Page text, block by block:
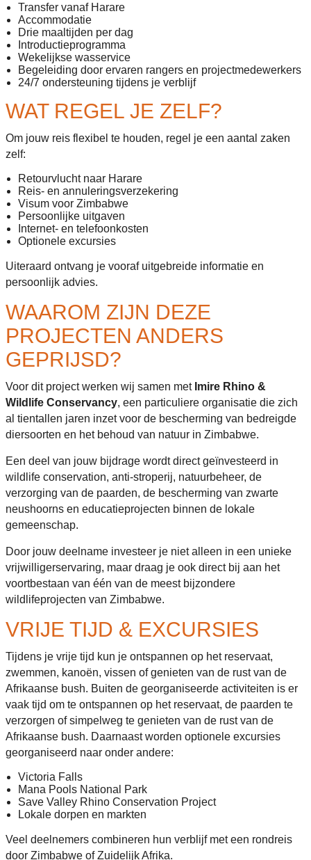
Transfer vanaf Harare
Accommodatie
Drie maaltijden per dag
Introductieprogramma
Wekelijkse wasservice
Begeleiding door ervaren rangers en projectmedewerkers
24/7 ondersteuning tijdens je verblijf
WAT REGEL JE ZELF?
Om jouw reis flexibel te houden, regel je een aantal zaken
zelf:
Retourvlucht naar Harare
Reis- en annuleringsverzekering
Visum voor Zimbabwe
Persoonlijke uitgaven
Internet- en telefoonkosten
Optionele excursies
Uiteraard ontvang je vooraf uitgebreide informatie en
persoonlijk advies.
WAAROM ZIJN DEZE
PROJECTEN ANDERS
GEPRIJSD?
Voor dit project werken wij samen met Imire Rhino &
Wildlife Conservancy, een particuliere organisatie die zich
al tientallen jaren inzet voor de bescherming van bedreigde
diersoorten en het behoud van natuur in Zimbabwe.
Een deel van jouw bijdrage wordt direct geïnvesteerd in
wildlife conservation, anti-stroperij, natuurbeheer, de
verzorging van de paarden, de bescherming van zwarte
neushoorns en educatieprojecten binnen de lokale
gemeenschap.
Door jouw deelname investeer je niet alleen in een unieke
vrijwilligerservaring, maar draag je ook direct bij aan het
voortbestaan van één van de meest bijzondere
wildlifeprojecten van Zimbabwe.
VRIJE TIJD & EXCURSIES
Tijdens je vrije tijd kun je ontspannen op het reservaat,
zwemmen, kanoën, vissen of genieten van de rust van de
Afrikaanse bush. Buiten de georganiseerde activiteiten is er
vaak tijd om te ontspannen op het reservaat, de paarden te
verzorgen of simpelweg te genieten van de rust van de
Afrikaanse bush. Daarnaast worden optionele excursies
georganiseerd naar onder andere:
Victoria Falls
Mana Pools National Park
Save Valley Rhino Conservation Project
Lokale dorpen en markten
Veel deelnemers combineren hun verblijf met een rondreis
door Zimbabwe of Zuidelijk Afrika.